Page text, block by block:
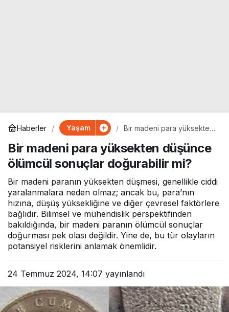
Haberler Yaşam
Bir madeni para yüksekten
doğurabilir mi?
Bir madeni para yüksekten düşünce
ölümcül sonuçlar doğurabilir mi?
Bir madeni paranın yüksekten düşmesi, genellikle ciddi
yaralanmalara neden olmaz; ancak bu, para’nın
hızına, düşüş yüksekliğine ve diğer çevresel faktörlere
bağlıdır. Bilimsel ve mühendislik perspektifinden
bakıldığında, bir madeni paranın ölümcül sonuçlar
doğurması pek olası değildir. Yine de, bu tür olayların
potansiyel risklerini anlamak önemlidir.
24 Temmuz 2024, 14:07 yayınlandı